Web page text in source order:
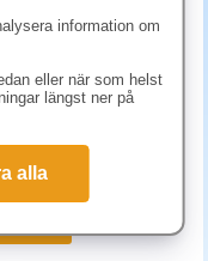
information om
eller när som helst
längst ner på
alla